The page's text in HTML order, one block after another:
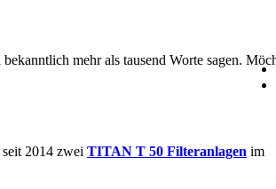
mehr als tausend Worte sagen.
2014 zwei TITAN T 50 Filteranlagen im